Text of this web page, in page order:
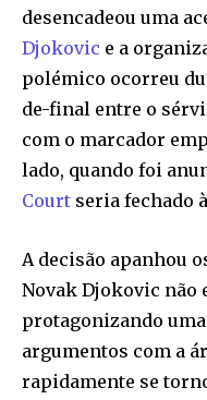
desencadeou uma
Djokovic e a
polémico ocorreu
de-final entre o
com o marcador
lado, quando foi
Court seria fechado
A decisão apanhou
Novak Djokovic não
protagonizando
argumentos com a
rapidamente se